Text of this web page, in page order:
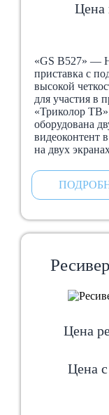
Цена
«GS B527» —
приставка с
высокой
для участия в
«Триколор
оборудована
видеоконтент
на двух
Цена
Цена